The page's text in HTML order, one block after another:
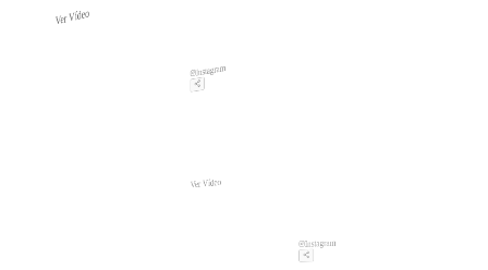
Ver Vídeo
Instagram
Ver Vídeo
Instagram